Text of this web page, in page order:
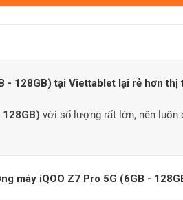
- 128GB) tại Viettablet lại rẻ hơn thị
128GB) với số lượng rất lớn, nên luôn
máy iQOO Z7 Pro 5G (6GB -